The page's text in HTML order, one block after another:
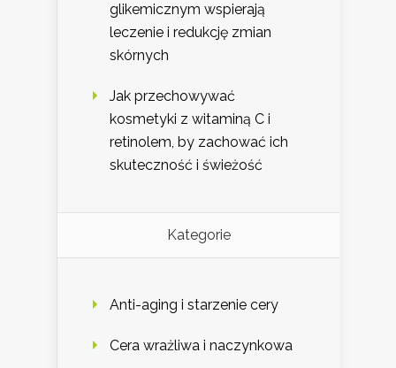
glikemicznym wspierają
leczenie i redukcję zmian
skórnych
Jak przechowywać
kosmetyki z witaminą C i
retinolem, by zachować ich
skuteczność i świeżość
Kategorie
Anti-aging i starzenie cery
Cera wrażliwa i naczynkowa